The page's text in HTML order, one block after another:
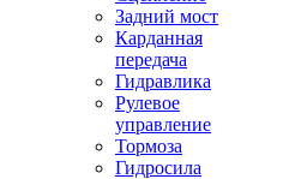
Задний мост
Карданная
передача
Гидравлика
Рулевое
управление
Тормоза
Гидросила